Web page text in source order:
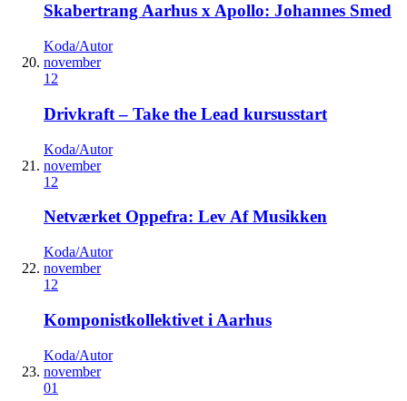
Skabertrang Aarhus x Apollo: Johannes Smed
Koda/Autor
november
12
Drivkraft – Take the Lead kursusstart
Koda/Autor
november
12
Netværket Oppefra: Lev Af Musikken
Koda/Autor
november
12
Komponistkollektivet i Aarhus
Koda/Autor
november
01